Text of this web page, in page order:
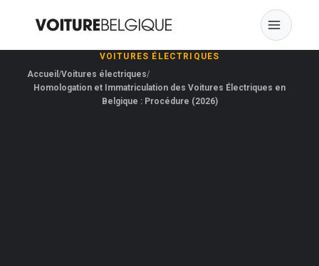
VOITURES ÉLECTRIQUES
Accueil Voitures électriques
Homologation et Immatriculation des Voitures Électriques en
Belgique : Procédure (2026)